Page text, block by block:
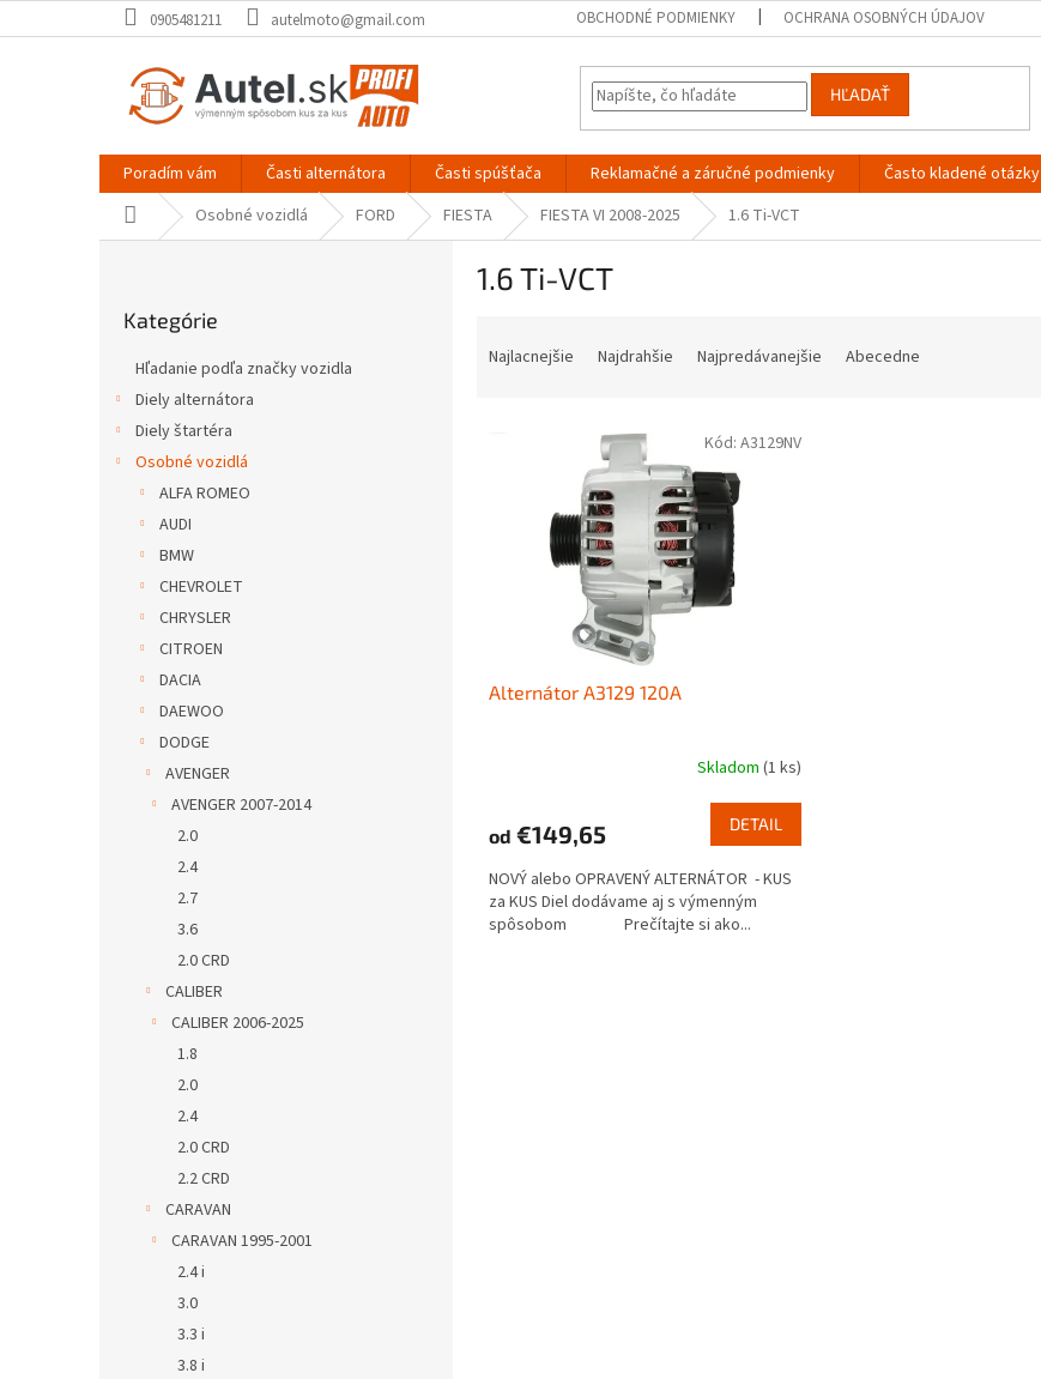
na
0905481211 autelmoto@gmail.com OBCHODNÉ PODMIENKY OCHRANA OSOBNÝCH ÚDAJOV
HĽADAŤ
Poradím vám Časti alternátora Časti spúšťača Reklamačné a záručné podmienky Často kladené otázky
Domov Osobné vozidlá FORD FIESTA FIESTA VI 2008-2025 1.6 Ti-VCT
kategórie
Kategórie
Hľadanie podľa značky vozidla
Diely alternátora
Diely štartéra
Osobné vozidlá
ALFA ROMEO
AUDI
BMW
CHEVROLET
CHRYSLER
CITROEN
DACIA
DAEWOO
DODGE
AVENGER
AVENGER 2007-2014
2.0
2.4
2.7
3.6
2.0 CRD
CALIBER
CALIBER 2006-2025
1.8
2.0
2.4
2.0 CRD
2.2 CRD
CARAVAN
CARAVAN 1995-2001
2.4 i
3.0
3.3 i
3.8 i
1.6 Ti-VCT
Najlacnejšie Najdrahšie Najpredávanejšie Abecedne
Alternátor A3129 120A
Skladom (1 ks)
od €149,65 DETAIL
NOVÝ alebo OPRAVENÝ ALTERNÁTOR - KUS
za KUS Diel dodávame aj s výmenným
spôsobom Prečítajte si ako...
Kód: A3129NV